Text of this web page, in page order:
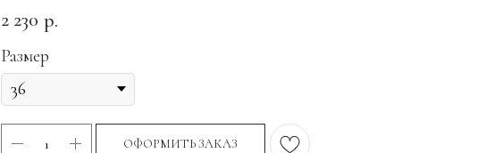
2 230 р.
Размер
ОФОРМИТЬ ЗАКАЗ